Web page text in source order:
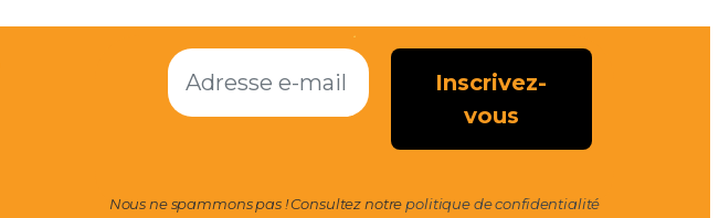
Nous ne spammons pas ! Consultez notre politique de confidentialité